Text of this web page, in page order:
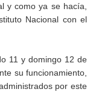
y como ya se hacía,
Nacional con el
11 y domingo 12 de
su funcionamiento,
por este